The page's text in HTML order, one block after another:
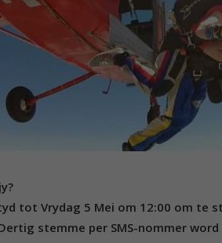
tot Vrydag 5 Mei om 12:00 om te
stemme per SMS-nommer